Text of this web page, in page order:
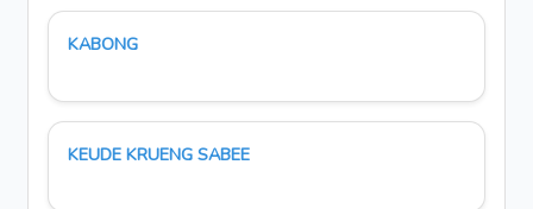
KABONG
KEUDE KRUENG SABEE